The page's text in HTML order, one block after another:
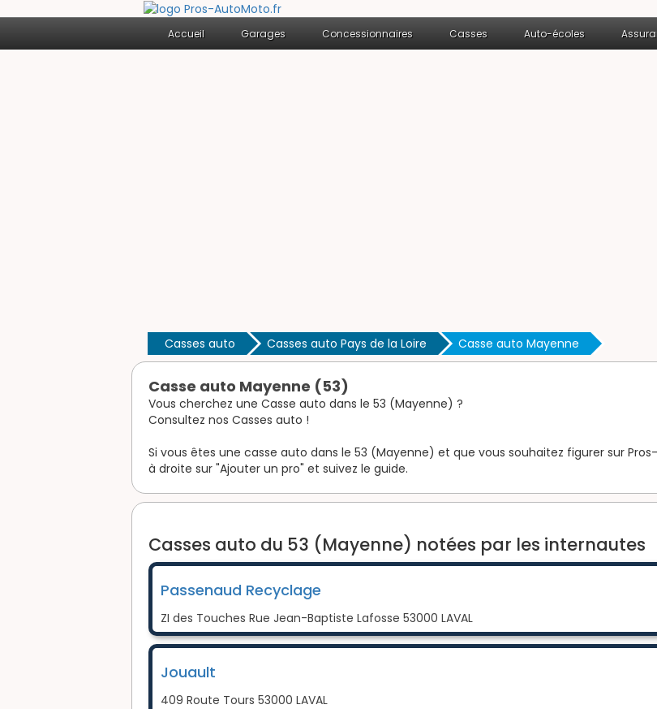
Accueil Garages Concessionnaires Casses Auto-écoles
Casses auto Casses auto Pays de la Loire Casse auto Mayenne
Casse auto Mayenne (53)
Vous cherchez une Casse auto dans le 53 (Mayenne) ?
Consultez nos Casses auto !
Si vous êtes une casse auto dans le 53 (Mayenne) et que vous souhaitez figurer sur
à droite sur "Ajouter un pro" et suivez le guide.
Casses auto du 53 (Mayenne) notées par les internautes
Passenaud Recyclage
ZI des Touches Rue Jean-Baptiste Lafosse 53000 LAVAL
Jouault
409 Route Tours 53000 LAVAL